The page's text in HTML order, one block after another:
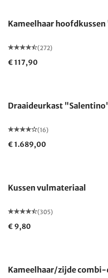
Kameelhaar
(272)
€ 117,90
Draaideurkast
(16)
€ 1.689,00
Kussen vulmateriaal
(305)
€ 9,80
Kameelhaar/zijde